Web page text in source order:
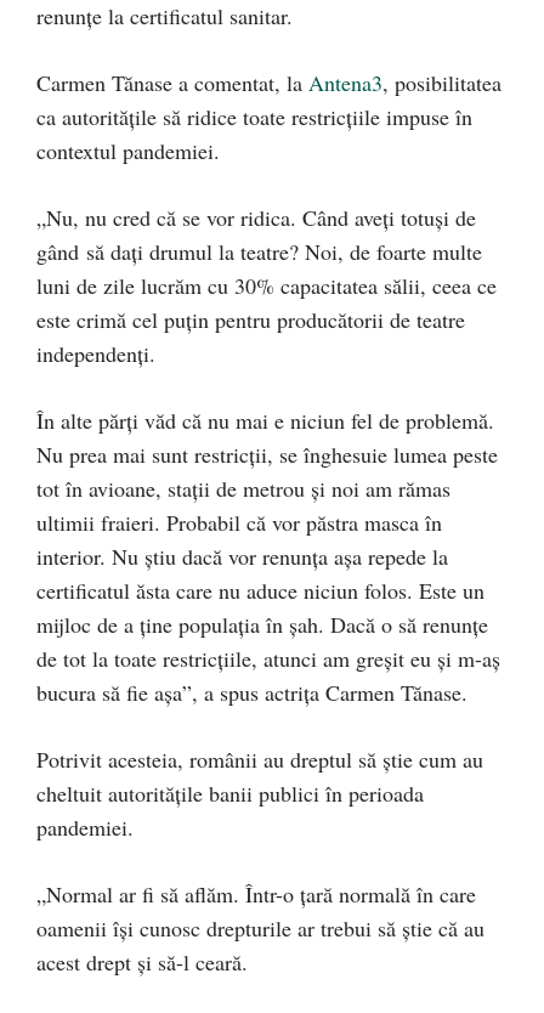
renunțe la certificatul sanitar.
Carmen Tănase a comentat, la Antena3, posibilitatea
ca autorităţile să ridice toate restricţiile impuse în
contextul pandemiei.
„Nu, nu cred că se vor ridica. Când aveți totuși de
gând să daţi drumul la teatre? Noi, de foarte multe
luni de zile lucrăm cu 30% capacitatea sălii, ceea ce
este crimă cel puţin pentru producătorii de teatre
independenți.
În alte părți văd că nu mai e niciun fel de problemă.
Nu prea mai sunt restricții, se înghesuie lumea peste
tot în avioane, stații de metrou şi noi am rămas
ultimii fraieri. Probabil că vor păstra masca în
interior. Nu ştiu dacă vor renunța aşa repede la
certificatul ăsta care nu aduce niciun folos. Este un
mijloc de a ţine populaţia în șah. Dacă o să renunțe
de tot la toate restricţiile, atunci am greșit eu şi m-aş
bucura să fie aşa”, a spus actrița Carmen Tănase.
Potrivit acesteia, românii au dreptul să ştie cum au
cheltuit autoritățile banii publici în perioada
pandemiei.
„Normal ar fi să aflăm. Într-o ţară normală în care
oamenii îşi cunosc drepturile ar trebui să ştie că au
acest drept şi să-l ceară.